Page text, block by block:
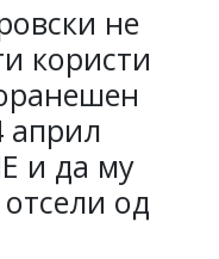
не
користи
април
и да му
од